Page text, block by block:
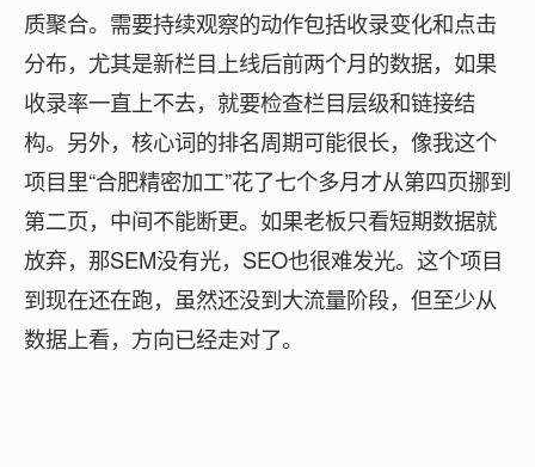
质聚合。需要持续观察的动作包括收录变化和点击
分布，尤其是新栏目上线后前两个月的数据，如果
收录率一直上不去，就要检查栏目层级和链接结
构。另外，核心词的排名周期可能很长，像我这个
项目里“合肥精密加工”花了七个多月才从第四页挪到
第二页，中间不能断更。如果老板只看短期数据就
放弃，那SEM没有光，SEO也很难发光。这个项目
到现在还在跑，虽然还没到大流量阶段，但至少从
数据上看，方向已经走对了。